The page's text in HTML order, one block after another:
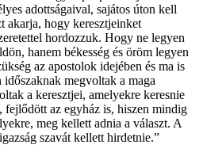
adottságaival, sajátos úton kell
akarja, hogy keresztjeinket
hordozzuk. Hogy ne legyen
hanem békesség és öröm legyen
az apostolok idejében és ma is
megvoltak a maga
a keresztjei, amelyekre keresnie
az egyház is, hiszen mindig
meg kellett adnia a választ. A
szavát kellett hirdetnie.”